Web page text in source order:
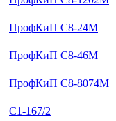
ПрофКиП С8-24М
ПрофКиП С8-46М
ПрофКиП С8-8074М
С1-167/2